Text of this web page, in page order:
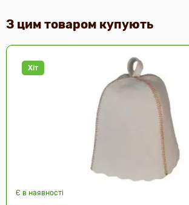
З цим товаром купують
Хіт
Є в наявності